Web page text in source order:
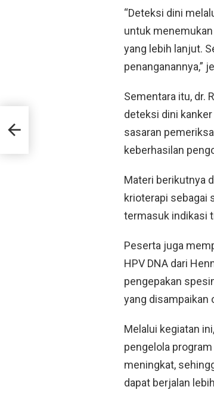
“Deteksi dini
untuk
yang lebih lanjut.
penanganannya,”
Sementara itu, dr.
deteksi dini
sasaran
keberhasilan
Materi berikutnya
krioterapi sebagai
termasuk indikasi
Peserta juga
HPV DNA dari
pengepakan
yang disampaikan
Melalui kegiatan
pengelola
meningkat,
dapat berjalan